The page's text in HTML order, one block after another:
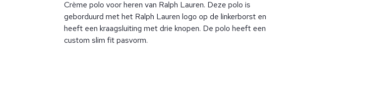
Crème polo voor heren van Ralph Lauren. Deze polo is
geborduurd met het Ralph Lauren logo op de linkerborst en
heeft een kraagsluiting met drie knopen. De polo heeft een
custom slim fit pasvorm.